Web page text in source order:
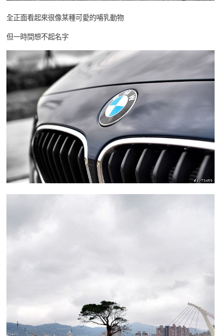
全正面看起來很像某種可愛的哺乳動物
但一時間想不起名字